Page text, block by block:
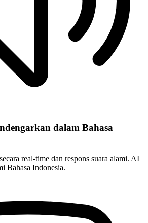
dalam Bahasa
real-time dan respons suara alami. AI
Bahasa Indonesia.